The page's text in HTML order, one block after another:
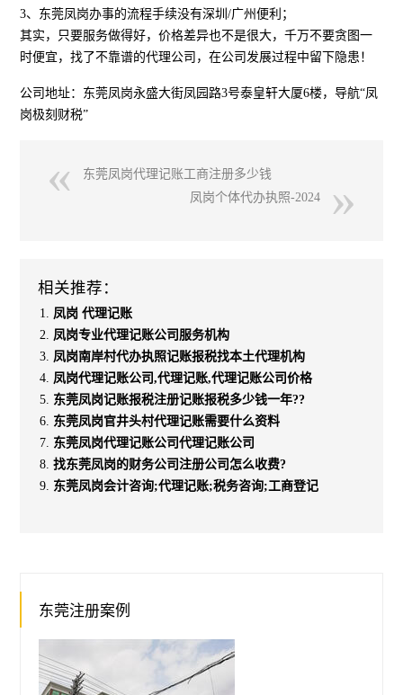
3、东莞凤岗办事的流程手续没有深圳/广州便利；
其实，只要服务做得好，价格差异也不是很大，千万不要贪图一
时便宜，找了不靠谱的代理公司，在公司发展过程中留下隐患！
公司地址：东莞凤岗永盛大街凤园路3号泰皇轩大厦6楼，导航“凤
岗极刻财税”
东莞凤岗代理记账工商注册多少钱
凤岗个体代办执照-2024
相关推荐：
凤岗 代理记账
凤岗专业代理记账公司服务机构
凤岗南岸村代办执照记账报税找本土代理机构
凤岗代理记账公司,代理记账,代理记账公司价格
东莞凤岗记账报税注册记账报税多少钱一年??
东莞凤岗官井头村代理记账需要什么资料
东莞凤岗代理记账公司代理记账公司
找东莞凤岗的财务公司注册公司怎么收费?
东莞凤岗会计咨询;代理记账;税务咨询;工商登记
东莞注册案例